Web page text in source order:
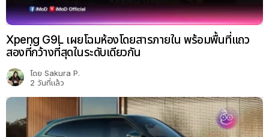
Xpeng G9L เผยโฉมห้องโดยสารภายใน พร้อมพื้นที่แถว
สองที่กว้างที่สุดในระดับเดียวกัน
โดย Sakura P.
2 วันที่แล้ว